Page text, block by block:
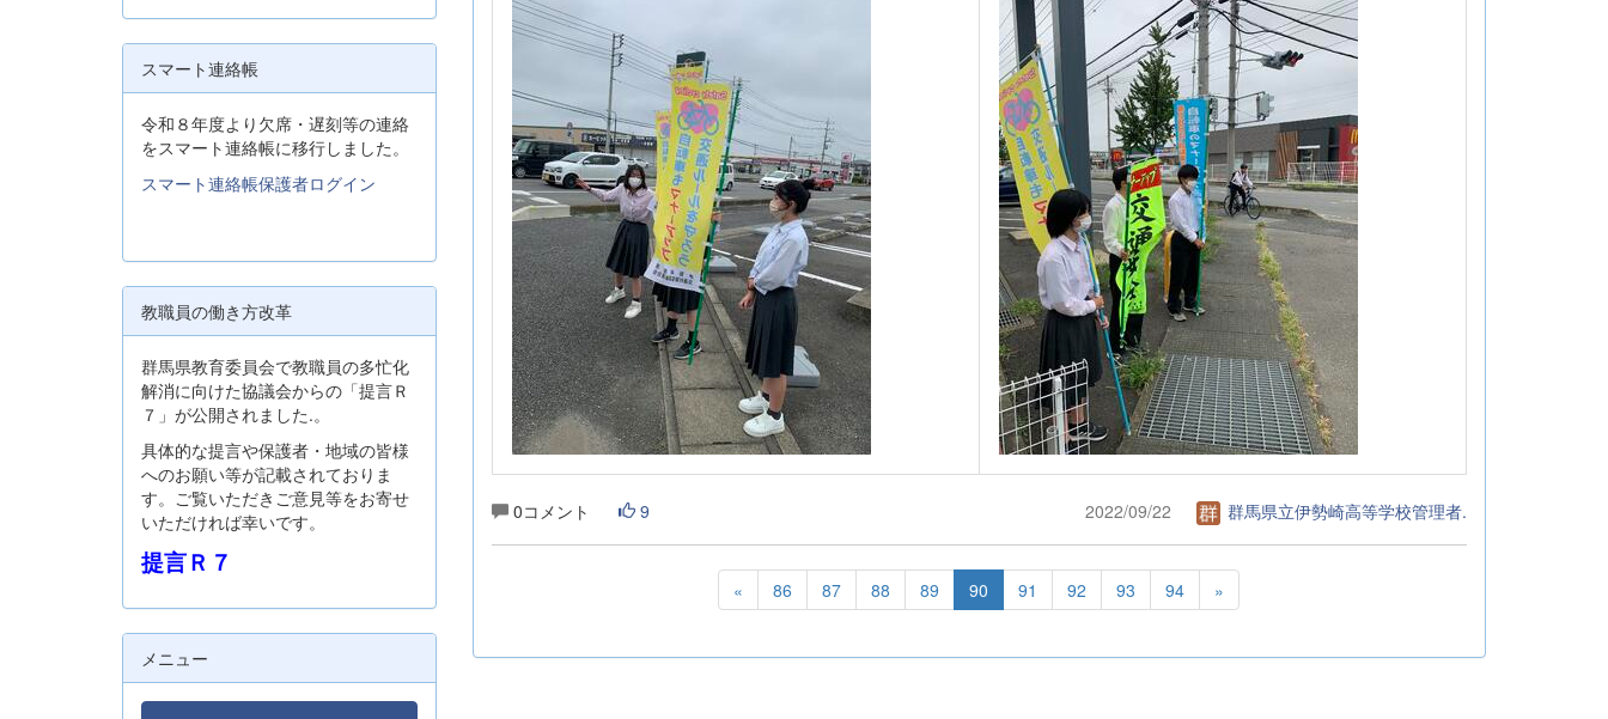
0コメント 9 2022/09/22 群馬県立伊勢崎高等学校管理者.
« 86 87 88 89 90 91 92 93 94 »
スマート連絡帳
令和８年度より欠席・遅刻等の連絡
をスマート連絡帳に移行しました。
スマート連絡帳保護者ログイン
教職員の働き方改革
群馬県教育委員会で教職員の多忙化
解消に向けた協議会からの「提言Ｒ
７」が公開されました.。
具体的な提言や保護者・地域の皆様
へのお願い等が記載されておりま
す。ご覧いただきご意見等をお寄せ
いただければ幸いです。
提言Ｒ７
メニュー